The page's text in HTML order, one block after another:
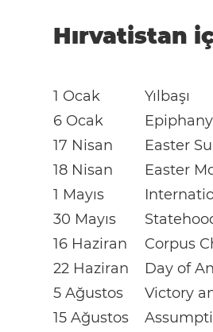
Hırvatistan
1 Ocak
Yılbaşı
6 Ocak
Epiphany
17 Nisan
Easter
18 Nisan
Easter
1 Mayıs
30 Mayıs
16 Haziran
Corpus
22 Haziran
Day of
5 Ağustos
Victory
15 Ağustos